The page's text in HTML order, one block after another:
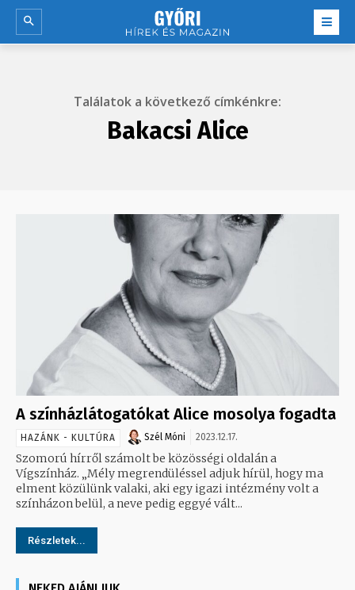
Találatok a következő címkénkre:
Bakacsi Alice
A színházlátogatókat Alice mosolya fogadta
HAZÁNK - KULTÚRA Szél Móni 2023.12.17.
Szomorú hírről számolt be közösségi oldalán a
Vígszínház. „Mély megrendüléssel adjuk hírül, hogy ma
elment közülünk valaki, aki egy igazi intézmény volt a
színházon belül, a neve pedig eggyé vált...
Részletek...